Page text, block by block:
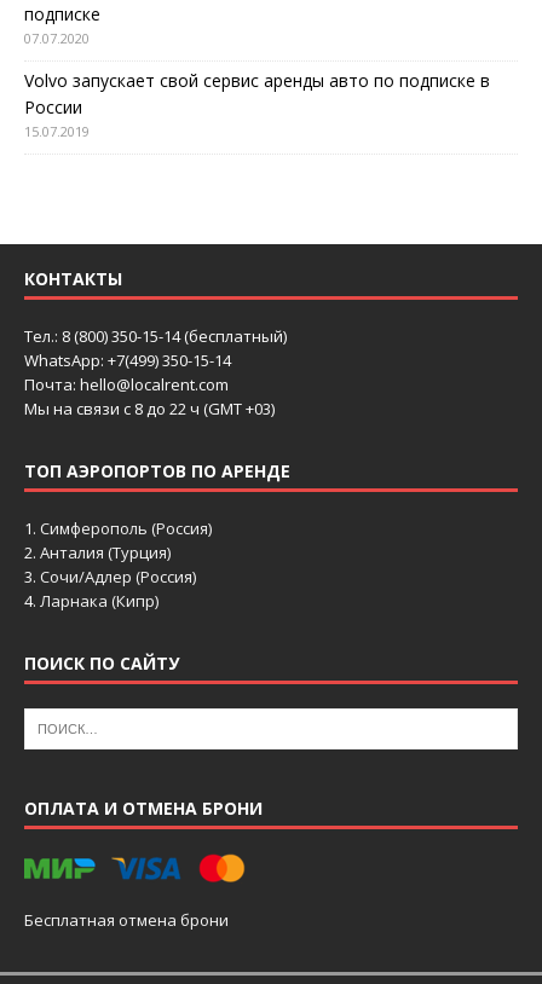
подписке
07.07.2020
Volvo запускает свой сервис аренды авто по подписке в
России
15.07.2019
КОНТАКТЫ
Тел.: 8 (800) 350-15-14 (бесплатный)
WhatsApp: +7(499) 350-15-14
Почта: hello@localrent.com
Мы на связи с 8 до 22 ч (GMT +03)
ТОП АЭРОПОРТОВ ПО АРЕНДЕ
1. Симферополь (Россия)
2. Анталия (Турция)
3. Сочи/Адлер (Россия)
4. Ларнака (Кипр)
ПОИСК ПО САЙТУ
ОПЛАТА И ОТМЕНА БРОНИ
Бесплатная отмена брони